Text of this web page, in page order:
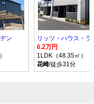
ン
6.2万円
1LDK（48.35㎡）
花崎/徒歩31分